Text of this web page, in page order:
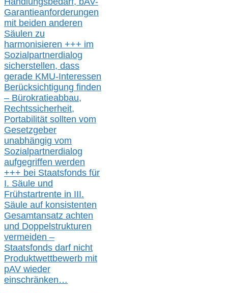
Garantieanforderungen
mit beiden anderen
Säulen zu
harmonisieren +++ im
Sozialpartnerdialog
sicherstellen, dass
gerade KMU-Interessen
Berücksichtigung finden
– Bürokratieabbau,
Rechtssicherheit,
Portabilität sollten vom
Gesetzgeber
unabhängig vom
Sozialpartnerdialog
aufgegriffen werden
+++ bei Staatsfonds für
I. Säule und
Frühstartrente in III.
Säule auf konsistenten
Gesamtansatz achten
und Doppelstrukturen
vermeiden –
Staatsfonds darf nicht
Produktwettbewerb mit
pAV wieder
einschränken…